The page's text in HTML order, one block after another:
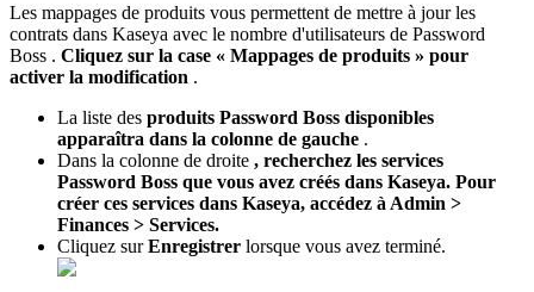
Les mappages de produits vous permettent de mettre à jour les
contrats dans Kaseya avec le nombre d'utilisateurs de Password
Boss . Cliquez sur la case « Mappages de produits » pour
activer la modification .
La liste des produits Password Boss disponibles
apparaîtra dans la colonne de gauche .
Dans la colonne de droite , recherchez les services
Password Boss que vous avez créés dans Kaseya. Pour
créer ces services dans Kaseya, accédez à Admin >
Finances > Services.
Cliquez sur Enregistrer lorsque vous avez terminé.